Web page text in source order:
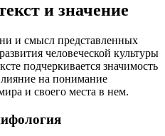
и значение
и смысл представленных
человеческой культуры
подчеркивается значимость
на понимание
и своего места в нем.